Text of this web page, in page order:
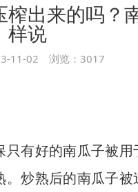
出来的吗？
样说
11-02 浏览：3017
有好的南瓜子被
炒熟后的南瓜子